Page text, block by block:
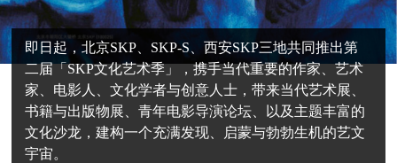
即日起，北京SKP、SKP-S、西安SKP三地共同推出第
二届「SKP文化艺术季」，携手当代重要的作家、艺术
家、电影人、文化学者与创意人士，带来当代艺术展、
书籍与出版物展、青年电影导演论坛、以及主题丰富的
文化沙龙，建构一个充满发现、启蒙与勃勃生机的艺文
宇宙。